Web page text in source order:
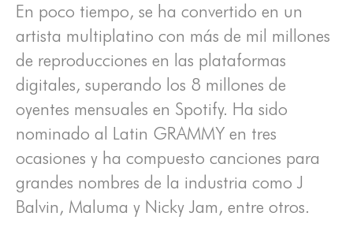
En poco tiempo, se ha convertido en un
artista multiplatino con más de mil millones
de reproducciones en las plataformas
digitales, superando los 8 millones de
oyentes mensuales en Spotify. Ha sido
nominado al Latin GRAMMY en tres
ocasiones y ha compuesto canciones para
grandes nombres de la industria como J
Balvin, Maluma y Nicky Jam, entre otros.